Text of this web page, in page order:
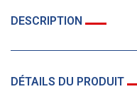
DESCRIPTION
DÉTAILS DU PRODUIT